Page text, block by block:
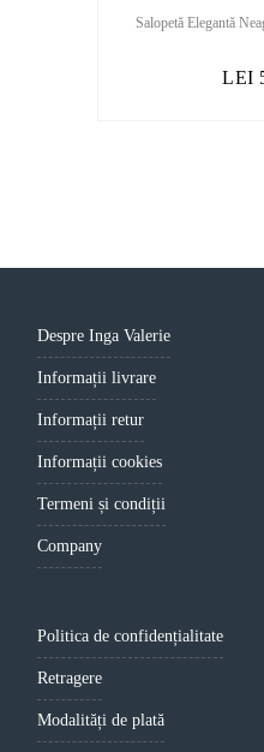
Salopetă Elegantă
LEI
Despre Inga Valerie
Informații livrare
Informații retur
Informații cookies
Termeni și condiții
Company
Politica de confidențialitate
Retragere
Modalități de plată